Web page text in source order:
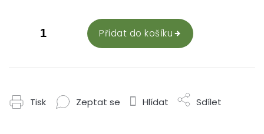
Přidat do košíku
Tisk Zeptat se Hlídat Sdílet